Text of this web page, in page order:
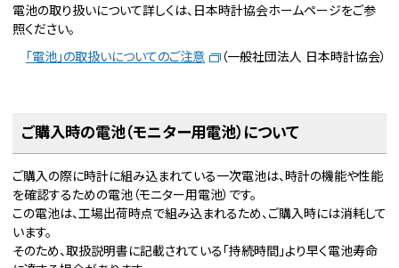
電池の取り扱いについて詳しくは、日本時計協会ホームページをご参
照ください。
「電池」の取扱いについてのご注意
（一般社団法人 日本時計協会）
ご購入時の電池（モニター用電池）について
ご購入の際に時計に組み込まれている一次電池は、時計の機能や性能
を確認するための電池（モニター用電池）です。
この電池は、工場出荷時点で組み込まれるため、ご購入時には消耗して
います。
そのため、取扱説明書に記載されている「持続時間」より早く電池寿命